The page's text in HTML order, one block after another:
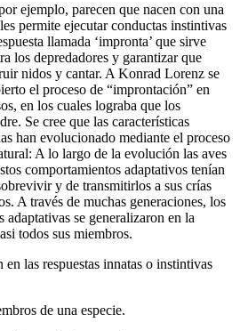
ejemplo, parecen que nacen con una
permite ejecutar conductas instintivas
llamada ‘impronta’ que sirve
los depredadores y garantizar que
nidos y cantar. A Konrad Lorenz se
el proceso de “improntación” en
en los cuales lograba que los
Se cree que las características
han evolucionado mediante el proceso
A lo largo de la evolución las aves
comportamientos adaptativos tenían
y de transmitirlos a sus crías
A través de muchas generaciones, los
adaptativas se generalizaron en la
todos sus miembros.
las respuestas innatas o instintivas
de una especie.